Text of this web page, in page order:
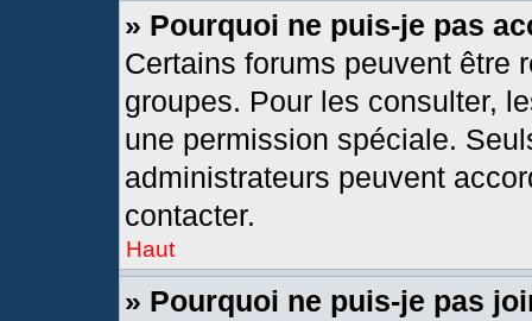
» Pourquoi ne puis-je pas
Certains forums peuvent être
groupes. Pour les consulter,
une permission spéciale.
administrateurs peuvent
contacter.
Haut
» Pourquoi ne puis-je pas